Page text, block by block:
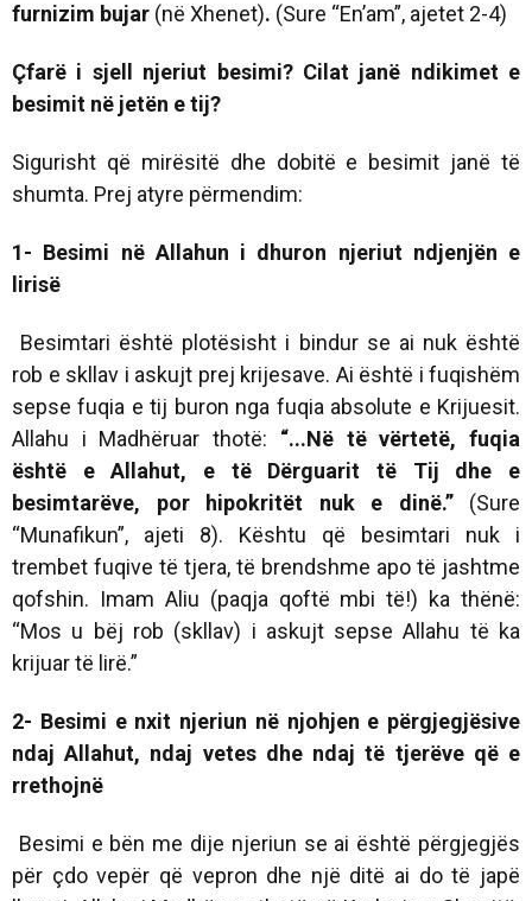
furnizim bujar (në Xhenet). (Sure “En’am”, ajetet 2-4)
Çfarë i sjell njeriut besimi? Cilat janë ndikimet e
besimit në jetën e tij?
Sigurisht që mirësitë dhe dobitë e besimit janë të
shumta. Prej atyre përmendim:
1- Besimi në Allahun i dhuron njeriut ndjenjën e
lirisë
Besimtari është plotësisht i bindur se ai nuk është
rob e skllav i askujt prej krijesave. Ai është i fuqishëm
sepse fuqia e tij buron nga fuqia absolute e Krijuesit.
Allahu i Madhëruar thotë: “...Në të vërtetë, fuqia
është e Allahut, e të Dërguarit të Tij dhe e
besimtarëve, por hipokritët nuk e dinë.” (Sure
“Munafikun”, ajeti 8). Kështu që besimtari nuk i
trembet fuqive të tjera, të brendshme apo të jashtme
qofshin. Imam Aliu (paqja qoftë mbi të!) ka thënë:
“Mos u bëj rob (skllav) i askujt sepse Allahu të ka
krijuar të lirë.”
2- Besimi e nxit njeriun në njohjen e përgjegjësive
ndaj Allahut, ndaj vetes dhe ndaj të tjerëve që e
rrethojnë
Besimi e bën me dije njeriun se ai është përgjegjës
për çdo vepër që vepron dhe një ditë ai do të japë